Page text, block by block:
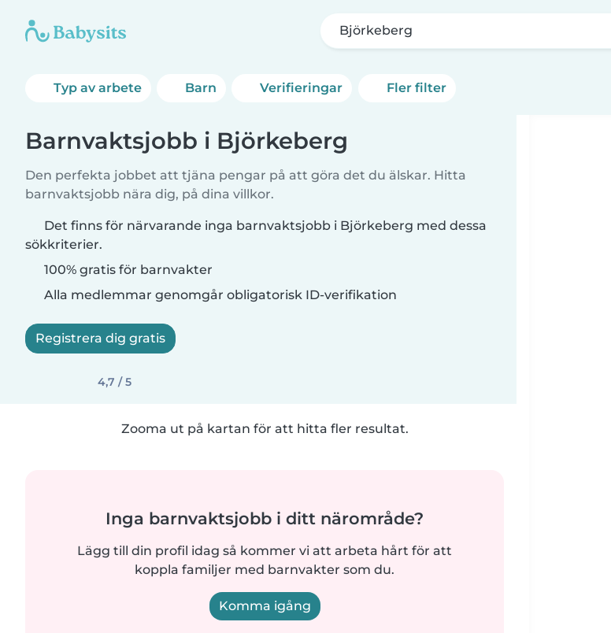
Björkeberg
Typ av arbete Barn Verifieringar Fler filter
Barnvaktsjobb i Björkeberg
Den perfekta jobbet att tjäna pengar på att göra det du älskar. Hitta
barnvaktsjobb nära dig, på dina villkor.
Det finns för närvarande inga barnvaktsjobb i Björkeberg med dessa
sökkriterier.
100% gratis för barnvakter
Alla medlemmar genomgår obligatorisk ID-verifikation
Registrera dig gratis
4,7 / 5
Zooma ut på kartan för att hitta fler resultat.
Inga barnvaktsjobb i ditt närområde?
Lägg till din profil idag så kommer vi att arbeta hårt för att
koppla familjer med barnvakter som du.
Komma igång